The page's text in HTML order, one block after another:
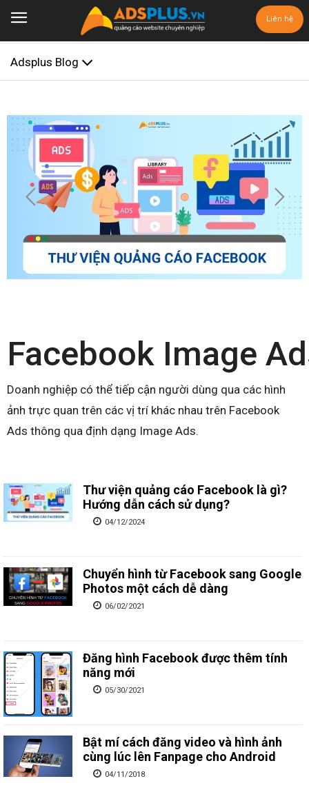
Liên hệ
Adsplus Blog
Facebook Image
Doanh nghiệp có thể tiếp cận người dùng qua các hình
ảnh trực quan trên các vị trí khác nhau trên Facebook
Ads thông qua định dạng Image Ads.
Thư viện quảng cáo Facebook là gì?
Hướng dẫn cách sử dụng?
04/12/2024
Chuyển hình từ Facebook sang Google
Photos một cách dễ dàng
06/02/2021
Đăng hình Facebook được thêm tính
năng mới
05/30/2021
Bật mí cách đăng video và hình ảnh
cùng lúc lên Fanpage cho Android
04/11/2018